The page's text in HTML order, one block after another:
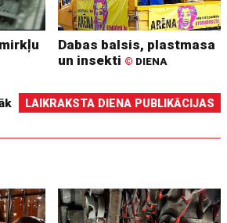
Dabas balsis, plastmasa
un insekti © DIENA
LAIKRAKSTA DIENA PUBLIKĀCIJAS